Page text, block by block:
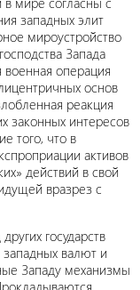
западных элит
мироустройство
Запада
военная операция
основ
реакция
законных интересов
того, что в
активов
действий в свой
вразрез с
государств
валют и
Западу механизмы